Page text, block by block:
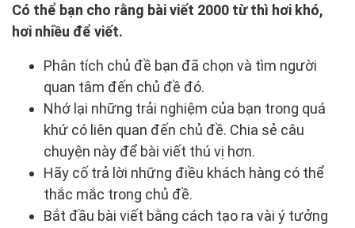
Có thể bạn cho rằng bài viết 2000 từ thì hơi khó,
hơi nhiều để viết.
Phân tích chủ đề bạn đã chọn và tìm người
quan tâm đến chủ đề đó.
Nhớ lại những trải nghiệm của bạn trong quá
khứ có liên quan đến chủ đề. Chia sẻ câu
chuyện này để bài viết thú vị hơn.
Hãy cố trả lời những điều khách hàng có thể
thắc mắc trong chủ đề.
Bắt đầu bài viết bằng cách tạo ra vài ý tưởng